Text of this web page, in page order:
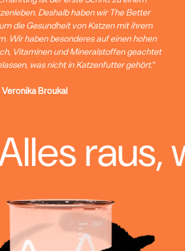
Deshalb haben wir The Better
die Gesundheit von Katzen mit ihrem
Wir haben besonderes auf einen hohen
Vitaminen und Mineralstoffen geachtet
was nicht in Katzenfutter gehört."
Broukal
was